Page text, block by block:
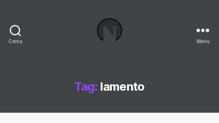
Cerca
Blog
Menu
Tag: lamento